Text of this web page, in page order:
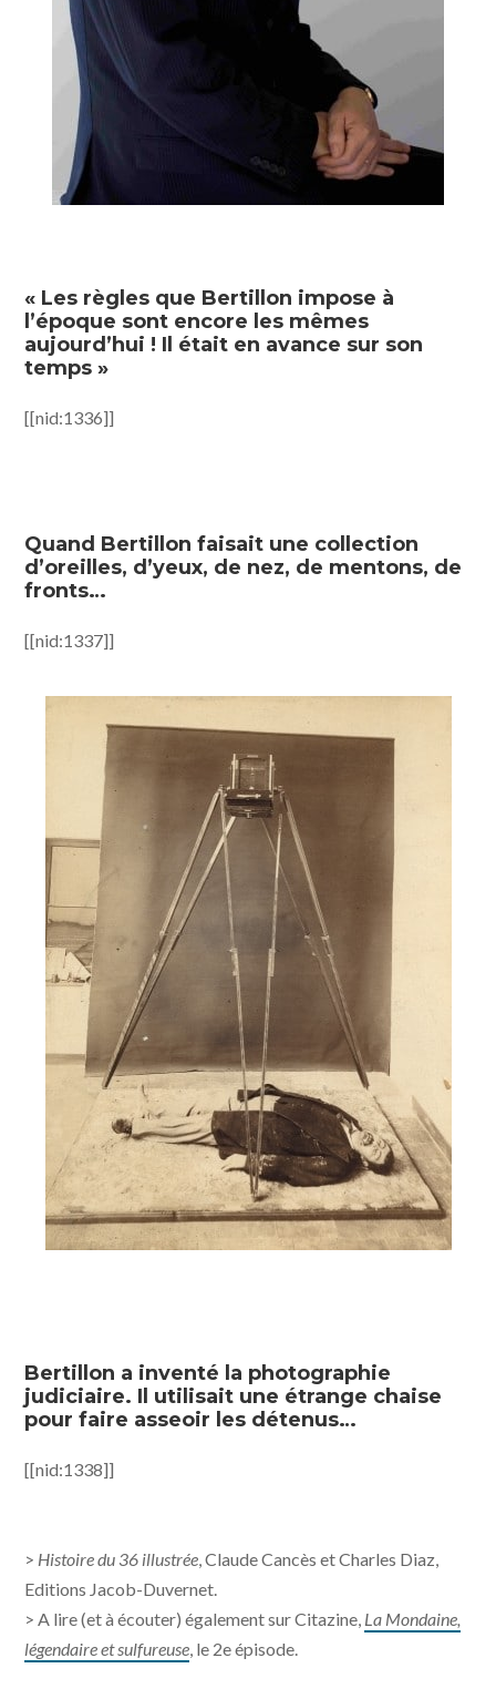
« Les règles que Bertillon impose à
l’époque sont encore les mêmes
aujourd’hui ! Il était en avance sur son
temps »
[[nid:1336]]
Quand Bertillon faisait une collection
d’oreilles, d’yeux, de nez, de mentons, de
fronts…
[[nid:1337]]
Bertillon a inventé la photographie
judiciaire. Il utilisait une étrange chaise
pour faire asseoir les détenus…
[[nid:1338]]
> Histoire du 36 illustrée , Claude Cancès et Charles Diaz,
Editions Jacob-Duvernet.
> A lire (et à écouter) également sur Citazine, La Mondaine,
légendaire et sulfureuse , le 2e épisode.